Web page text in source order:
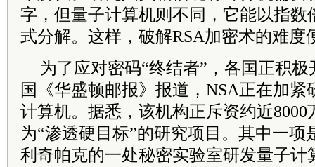
字，但量子计算机则不同，它能以指数
式分解。这样，破解RSA加密术的难度
为了应对密码“终结者”，各国正积
国《华盛顿邮报》报道，NSA正在加紧
计算机。据悉，该机构正斥资约近
为“渗透硬目标”的研究项目。其中一项
利奇帕克的一处秘密实验室研发量子计